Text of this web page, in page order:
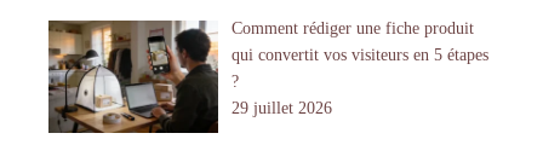
Comment rédiger une fiche produit
qui convertit vos visiteurs en 5 étapes
?
29 juillet 2026